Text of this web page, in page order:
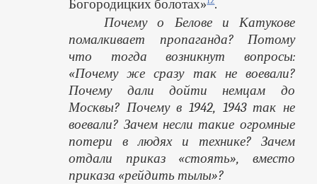
Богородицких болотах» .
Почему о Белове и Катукове
помалкивает пропаганда? Потому
что тогда возникнут вопросы:
«Почему же сразу так не воевали?
Почему дали дойти немцам до
Москвы? Почему в 1942, 1943 так не
воевали? Зачем несли такие огромные
потери в людях и технике? Зачем
отдали приказ «стоять», вместо
приказа «рейдить тылы»?